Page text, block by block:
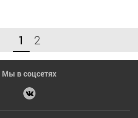
1 2
Мы в соцсетях